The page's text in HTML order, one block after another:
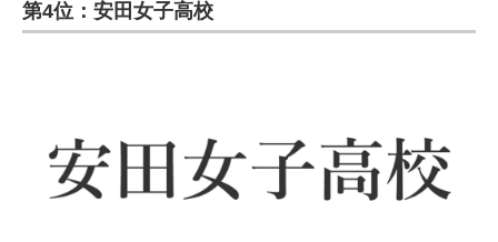
第4位：安田女子高校